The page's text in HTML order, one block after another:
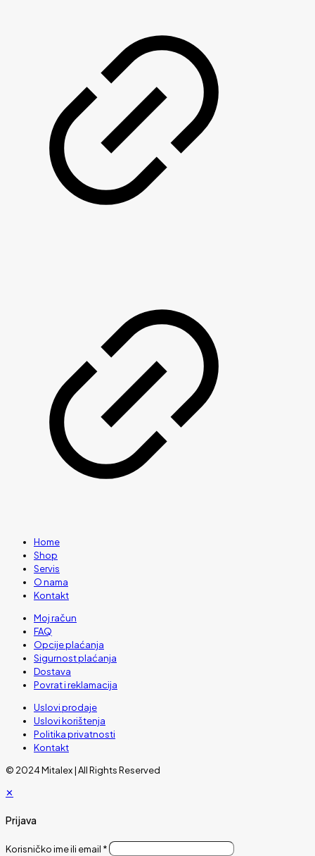
Home
Shop
Servis
O nama
Kontakt
Moj račun
FAQ
Opcije plaćanja
Sigurnost plaćanja
Dostava
Povrat i reklamacija
Uslovi prodaje
Uslovi korištenja
Politika privatnosti
Kontakt
© 2024 Mitalex | All Rights Reserved
✕
Prijava
Korisničko ime ili email *